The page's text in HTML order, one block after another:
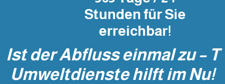
Stunden für Sie
erreichbar!
Ist der Abfluss einmal zu – T
Umweltdienste hilft im Nu!